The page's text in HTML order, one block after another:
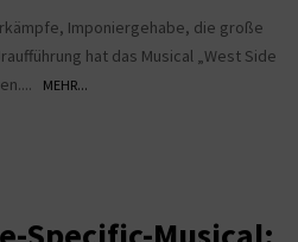
Imponiergehabe, die große
hat das Musical „West Side
MEHR...